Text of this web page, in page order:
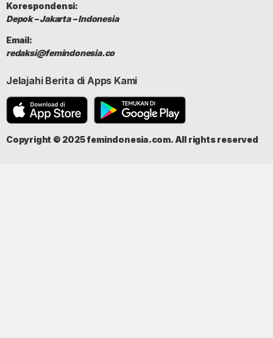
Korespondensi:
Depok – Jakarta – Indonesia
Email:
redaksi@femindonesia.co
Jelajahi Berita di Apps Kami
Copyright © 2025 femindonesia.com. All rights reserved